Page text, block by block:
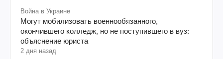
Война в Украине
Могут мобилизовать военнообязанного,
окончившего колледж, но не поступившего в вуз:
объяснение юриста
2 дня назад